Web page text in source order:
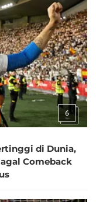
6
di Dunia,
Comeback